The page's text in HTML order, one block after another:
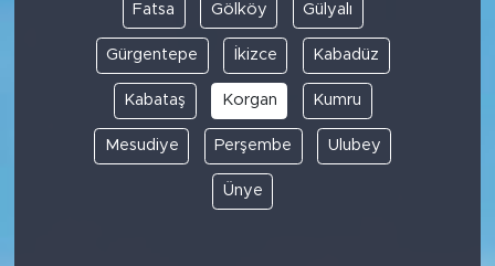
Fatsa Gölköy Gülyalı
Gürgentepe İkizce Kabadüz
Kabataş Korgan Kumru
Mesudiye Perşembe Ulubey
Ünye